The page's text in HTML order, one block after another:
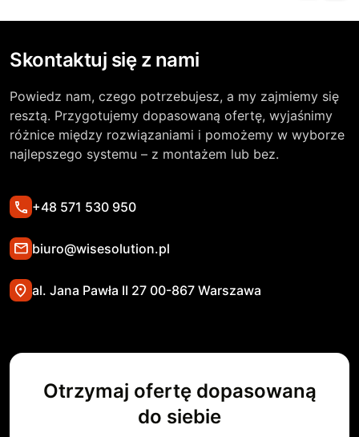
Skontaktuj się z nami
Powiedz nam, czego potrzebujesz, a my zajmiemy się
resztą. Przygotujemy dopasowaną ofertę, wyjaśnimy
różnice między rozwiązaniami i pomożemy w wyborze
najlepszego systemu – z montażem lub bez.
+48 571 530 950
biuro@wisesolution.pl
al. Jana Pawła II 27 00-867 Warszawa
Otrzymaj ofertę dopasowaną
do siebie